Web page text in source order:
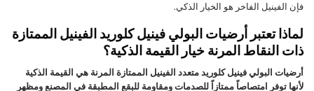
فإن الفينيل الفاخر هو الخيار الذكي.
لماذا تعتبر أرضيات البولي فينيل كلوريد الفينيل الممتازة
ذات النقاط المرنة خيار القيمة الذكية؟
أرضيات البولي فينيل كلوريد متعدد الفينيل الممتازة المرنة هي القيمة الذكية
لأنها توفر امتصاصاً ممتازاً للصدمات ومقاومة للبقع المطبقة في المصنع ومظهر